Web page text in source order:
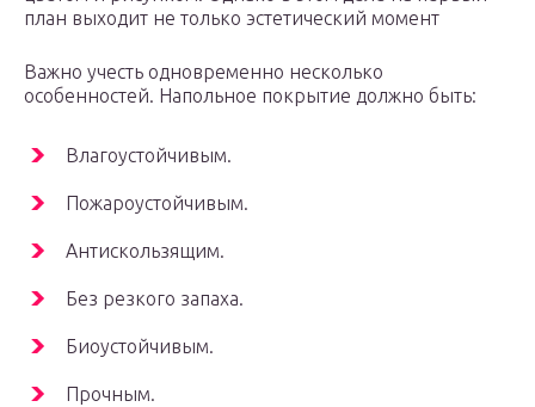
план выходит не только эстетический момент
Важно учесть одновременно несколько
особенностей. Напольное покрытие должно быть:
Влагоустойчивым.
Пожароустойчивым.
Антискользящим.
Без резкого запаха.
Биоустойчивым.
Прочным.